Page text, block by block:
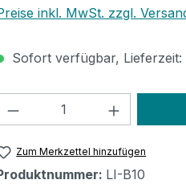
inkl. MwSt. zzgl.
Sofort verfügbar, Lieferzeit:
Produkt Anzahl:
Zum Merkzettel hinzufügen
LI-B10